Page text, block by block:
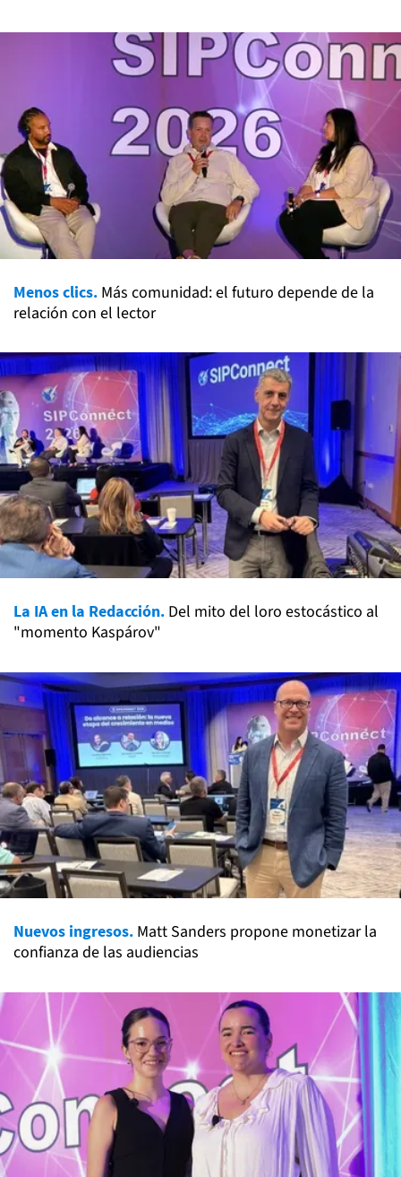
Menos clics. Más comunidad: el futuro depende de la
relación con el lector
La IA en la Redacción. Del mito del loro estocástico al
"momento Kaspárov"
Nuevos ingresos. Matt Sanders propone monetizar la
confianza de las audiencias